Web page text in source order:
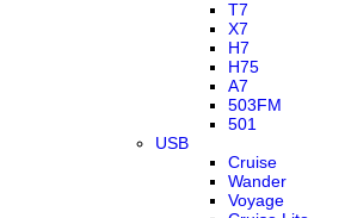
T7
X7
H7
H75
A7
503FM
501
USB
Cruise
Wander
Voyage